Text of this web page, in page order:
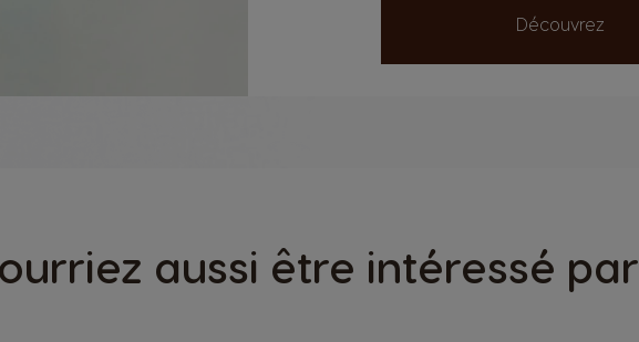
Découvrez
aussi être intéressé par